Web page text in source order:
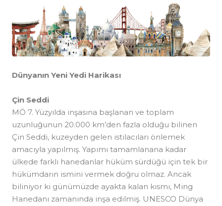
Dünyanın Yeni Yedi Harikası
Çin Seddi
MÖ 7. Yüzyılda inşasına başlanan ve toplam
uzunluğunun 20.000 km’den fazla olduğu bilinen
Çin Seddi, kuzeyden gelen istilacıları önlemek
amacıyla yapılmış. Yapımı tamamlanana kadar
ülkede farklı hanedanlar hüküm sürdüğü için tek bir
hükümdarın ismini vermek doğru olmaz. Ancak
biliniyor ki günümüzde ayakta kalan kısmı, Ming
Hanedanı zamanında inşa edilmiş. UNESCO Dünya